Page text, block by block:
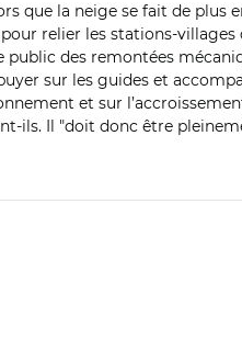
que la neige se fait de
pour relier les stations-
public des remontées
sur les guides et
et sur
ils. Il "doit donc être